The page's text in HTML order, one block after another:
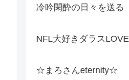
冷吟閑酔の日々を送る
NFL大好きダラスLOVE
☆まろさんeternity☆